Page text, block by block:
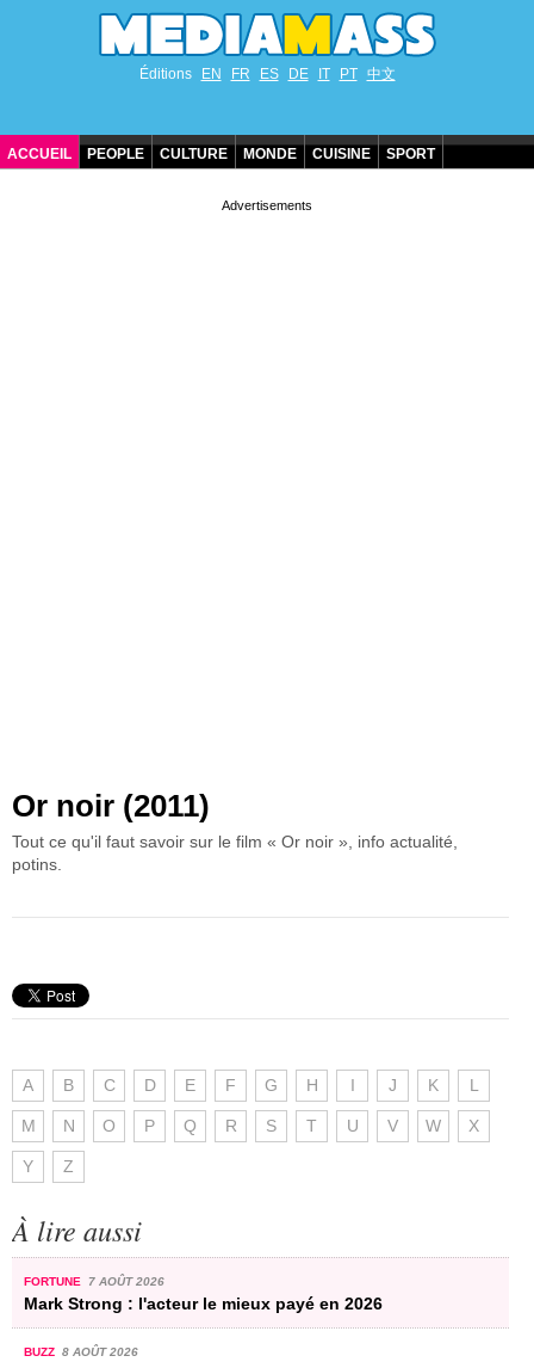
Éditions EN FR ES DE IT PT 中文
ACCUEIL PEOPLE CULTURE MONDE CUISINE SPORT
Or noir (2011)
Tout ce qu'il faut savoir sur le film « Or noir », info actualité,
potins.
A B C D E F G H I J K L
M N O P Q R S T U V W X
Y Z
À lire aussi
FORTUNE 7 AOÛT 2026
Mark Strong : l'acteur le mieux payé en 2026
BUZZ 8 AOÛT 2026